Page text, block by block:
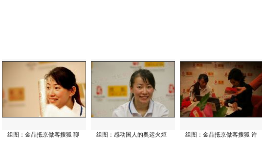
组图：金晶抵京做客搜狐 聊
组图：感动国人的奥运火炬
组图：金晶抵京做客搜狐 许